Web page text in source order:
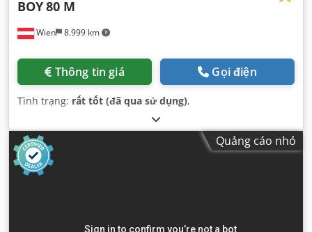
Wien 8.999 km
BOY80 M
Thông tin giá Gọi điện
Tình trạng: rất tốt (đã qua sử dụng),
Quảng cáo nhỏ